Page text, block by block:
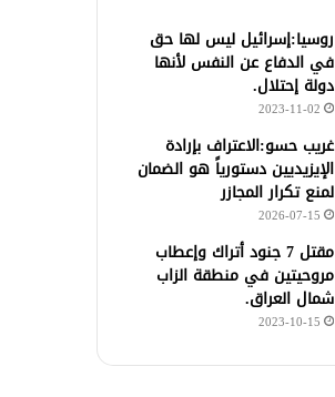
روسيا:إسرائيل ليس لها حق
في الدفاع عن النفس لأنها
دولة إحتلال.
2023-11-02
غريب حسو:الاعتراف بإرادة
الإيزيديين دستورياً هو الضمان
لمنع تكرار المجازر
2026-07-15
مقتل 7 جنود أتراك وإعطاب
مروحيتين في منطقة الزاب
شمال العراق.
2023-10-15